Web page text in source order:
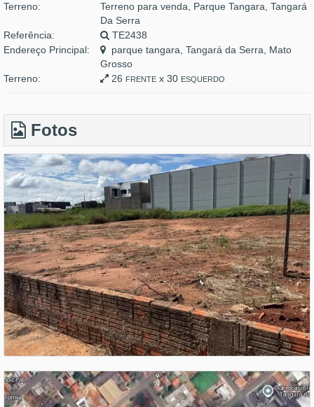
Terreno:
Terreno para venda, Parque Tangara, Tangará
Da Serra
Referência:
TE2438
Endereço Principal:
parque tangara, Tangará da Serra, Mato
Grosso
Terreno:
26 FRENTE x 30 ESQUERDO
Fotos